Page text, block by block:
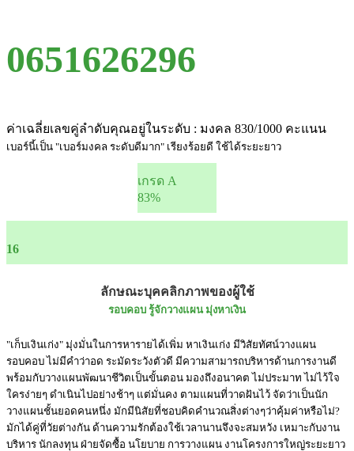
0651626296
ค่าเฉลี่ยเลขคู่ลำดับคุณอยู่ในระดับ : มงคล 830/1000 คะแนน
เบอร์นี้เป็น "เบอร์มงคล ระดับดีมาก" เรียงร้อยดี ใช้ได้ระยะยาว
เกรด A
83%
16
ลักษณะบุคคลิกภาพของผู้ใช้
รอบคอบ รู้จักวางแผน มุ่งหาเงิน
"เก็บเงินเก่ง" มุ่งมั่นในการหารายได้เพิ่ม หาเงินเก่ง มีวิสัยทัศน์วางแผน
รอบคอบ ไม่มีคำว่าอด ระมัดระวังตัวดี มีความสามารถบริหารด้านการงานดี
พร้อมกับวางแผนพัฒนาชีวิตเป็นขั้นตอน มองถึงอนาคต ไม่ประมาท ไม่ไว้ใจ
ใครง่ายๆ ดำเนินไปอย่างช้าๆ แต่มั่นคง ตามแผนที่วาดฝันไว้ จัดว่าเป็นนัก
วางแผนชั้นยอดคนหนึ่ง มักมีนิสัยที่ชอบคิดคำนวณสิ่งต่างๆว่าคุ้มค่าหรือไม่?
มักได้คู่ที่วัยต่างกัน ด้านความรักต้องใช้เวลานานจึงจะสมหวัง เหมาะกับงาน
บริหาร นักลงทุน ฝ่ายจัดซื้อ นโยบาย การวางแผน งานโครงการใหญ่ระยะยาว